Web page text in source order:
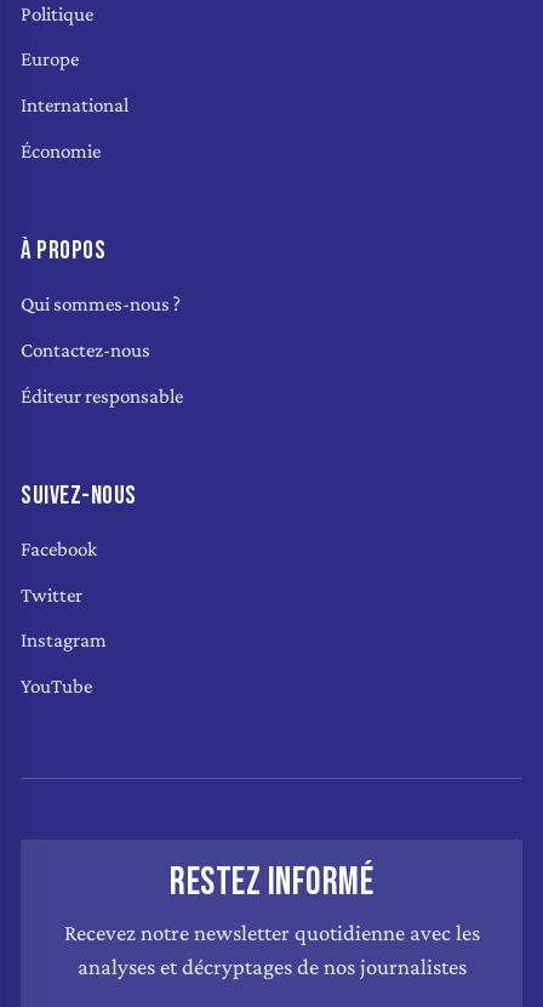
Politique
Europe
International
Économie
À PROPOS
Qui sommes-nous ?
Contactez-nous
Éditeur responsable
SUIVEZ-NOUS
Facebook
Twitter
Instagram
YouTube
RESTEZ INFORMÉ
Recevez notre newsletter quotidienne avec les
analyses et décryptages de nos journalistes